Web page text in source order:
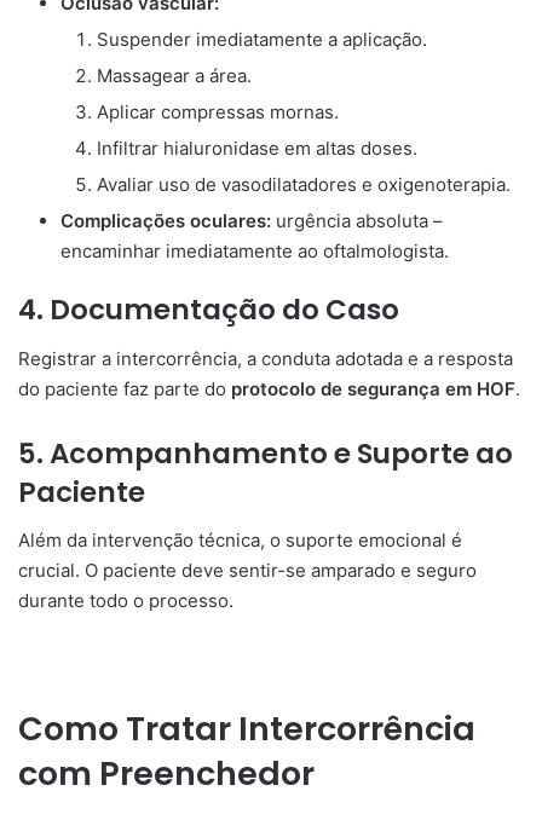
Suspender imediatamente a aplicação.
Massagear a área.
Aplicar compressas mornas.
Infiltrar hialuronidase em altas doses.
Avaliar uso de vasodilatadores e oxigenoterapia.
Complicações oculares: urgência absoluta –
encaminhar imediatamente ao oftalmologista.
4. Documentação do Caso
Registrar a intercorrência, a conduta adotada e a resposta
do paciente faz parte do protocolo de segurança em HOF.
5. Acompanhamento e Suporte ao
Paciente
Além da intervenção técnica, o suporte emocional é
crucial. O paciente deve sentir-se amparado e seguro
durante todo o processo.
Como Tratar Intercorrência
com Preenchedor